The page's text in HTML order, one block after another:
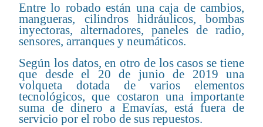
Entre lo robado están una caja de cambios,
mangueras, cilindros hidráulicos, bombas
inyectoras, alternadores, paneles de radio,
sensores, arranques y neumáticos.
Según los datos, en otro de los casos se tiene
que desde el 20 de junio de 2019 una
volqueta dotada de varios elementos
tecnológicos, que costaron una importante
suma de dinero a Emavías, está fuera de
servicio por el robo de sus repuestos.